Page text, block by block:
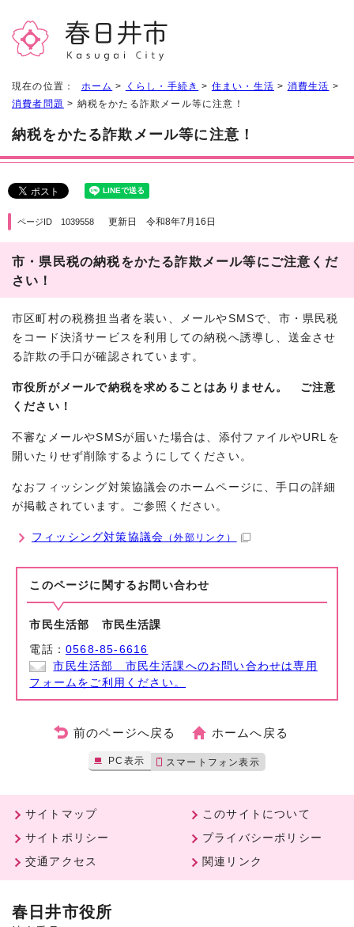
現在の位置： ホーム > くらし・手続き > 住まい・生活 > 消費生活 >
消費者問題 > 納税をかたる詐欺メール等に注意！
納税をかたる詐欺メール等に注意！
ページID 1039558 更新日 令和8年7月16日
市・県民税の納税をかたる詐欺メール等にご注意くだ
さい！
市区町村の税務担当者を装い、メールやSMSで、市・県民税
をコード決済サービスを利用しての納税へ誘導し、送金させ
る詐欺の手口が確認されています。
市役所がメールで納税を求めることはありません。 ご注意
ください！
不審なメールやSMSが届いた場合は、添付ファイルやURLを
開いたりせず削除するようにしてください。
なおフィッシング対策協議会のホームページに、手口の詳細
が掲載されています。ご参照ください。
フィッシング対策協議会 （外部リンク）
このページに関する お問い合わせ
市民生活部 市民生活課
電話：0568-85-6616
市民生活部 市民生活課へのお問い合わせは専用
フォームをご利用ください。
前のページへ戻る ホームへ戻る
PC表示 スマートフォン表示
サイトマップ
このサイトについて
サイトポリシー
プライバシーポリシー
交通アクセス
関連リンク
春日井市役所